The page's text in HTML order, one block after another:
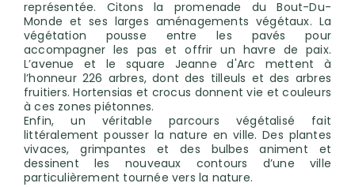
représentée. Citons la promenade du Bout-Du-
Monde et ses larges aménagements végétaux. La
végétation pousse entre les pavés pour
accompagner les pas et offrir un havre de paix.
L’avenue et le square Jeanne d'Arc mettent à
l’honneur 226 arbres, dont des tilleuls et des arbres
fruitiers. Hortensias et crocus donnent vie et couleurs
à ces zones piétonnes.
Enfin, un véritable parcours végétalisé fait
littéralement pousser la nature en ville. Des plantes
vivaces, grimpantes et des bulbes animent et
dessinent les nouveaux contours d’une ville
particulièrement tournée vers la nature.